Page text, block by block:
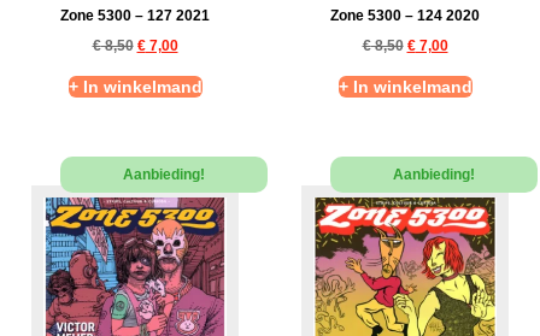
Zone 5300 – 127 2021
€8,50 €7,00
+ In winkelmand
Zone 5300 – 124 2020
€8,50 €7,00
+ In winkelmand
Aanbieding! Aanbieding!